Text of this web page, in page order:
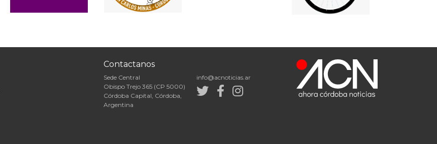
Contactanos
Sede Central
Obispo Trejo 365 (CP 5000)
Córdoba Capital, Córdoba,
Argentina
info@acnoticias.ar